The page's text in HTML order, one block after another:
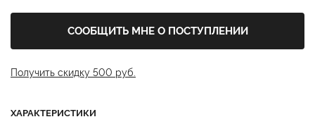
СООБЩИТЬ МНЕ О ПОСТУПЛЕНИИ
Получить скидку 500 руб.
ХАРАКТЕРИСТИКИ